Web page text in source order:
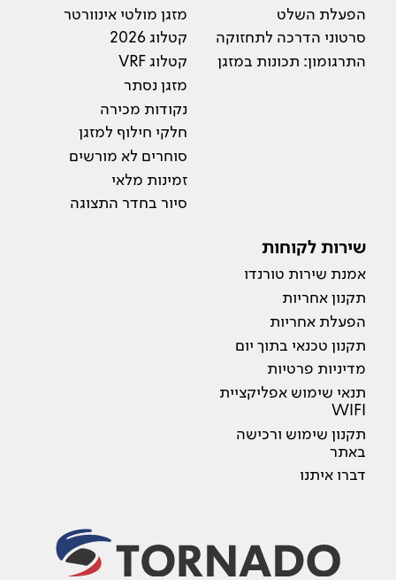
הפעלת השלט
סרטוני הדרכה לתחזוקה
התרגומון: תכונות במזגן
מזגן מולטי אינוורטר
קטלוג 2026
קטלוג VRF
מזגן נסתר
נקודות מכירה
חלקי חילוף למזגן
סוחרים לא מורשים
זמינות מלאי
סיור בחדר התצוגה
שירות לקוחות
אמנת שירות טורנדו
תקנון אחריות
הפעלת אחריות
תקנון טכנאי בתוך יום
מדיניות פרטיות
תנאי שימוש אפליקציית
WIFI
תקנון שימוש ורכישה
באתר
דברו איתנו